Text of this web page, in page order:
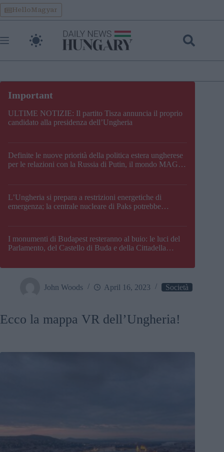
Skip
to
content
HelloMagyar
ULTIME NOTIZIE: Il partito Tisza annuncia il proprio
candidato alla presidenza dell’Ungheria
Definite le nuove priorità della politica estera ungherese
per le relazioni con la Russia di Putin, il mondo MAGA,
L’Ungheria si prepara a restrizioni energetiche di
emergenza; la centrale nucleare di Paks potrebbe
I monumenti di Budapest resteranno al buio: le luci del
Parlamento, del Castello di Buda e della Cittadella
John Woods April 16, 2023 Società
Ecco la mappa VR dell’Ungheria!